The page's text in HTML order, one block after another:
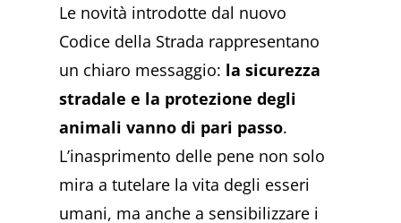
Le novità introdotte dal nuovo
Codice della Strada rappresentano
un chiaro messaggio: la sicurezza
stradale e la protezione degli
animali vanno di pari passo.
L’inasprimento delle pene non solo
mira a tutelare la vita degli esseri
umani, ma anche a sensibilizzare i